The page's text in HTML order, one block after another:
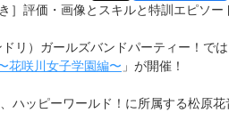
］評価・画像とスキルと特訓エピソー
リ）ガールズバンドパーティー！で
花咲川女子学園編〜 」が開催！
ハッピーワールド！に所属する松原花